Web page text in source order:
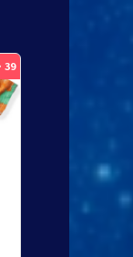
39